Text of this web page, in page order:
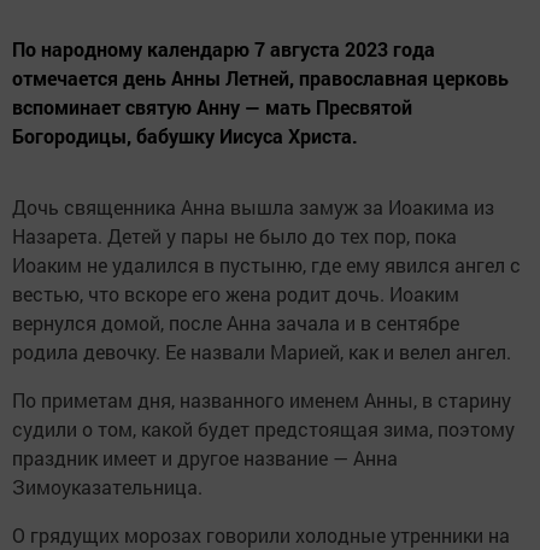
По народному календарю 7 августа 2023 года
отмечается день Анны Летней, православная церковь
вспоминает святую Анну — мать Пресвятой
Богородицы, бабушку Иисуса Христа.
Дочь священника Анна вышла замуж за Иоакима из
Назарета. Детей у пары не было до тех пор, пока
Иоаким не удалился в пустыню, где ему явился ангел с
вестью, что вскоре его жена родит дочь. Иоаким
вернулся домой, после Анна зачала и в сентябре
родила девочку. Ее назвали Марией, как и велел ангел.
По приметам дня, названного именем Анны, в старину
судили о том, какой будет предстоящая зима, поэтому
праздник имеет и другое название — Анна
Зимоуказательница.
О грядущих морозах говорили холодные утренники на